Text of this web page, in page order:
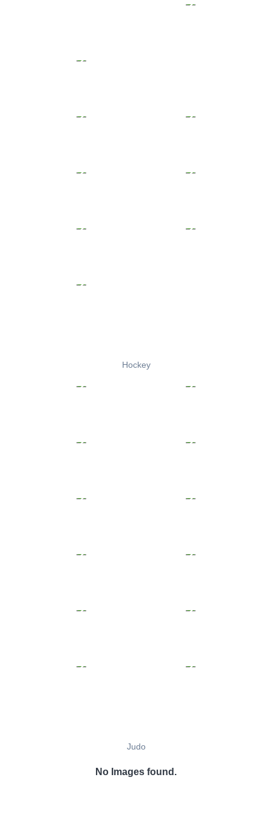
Hockey
Judo
No Images found.